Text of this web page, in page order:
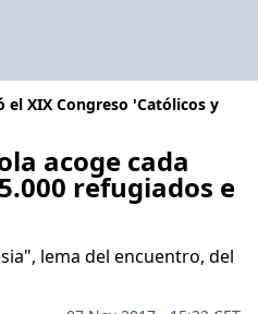
XIX Congreso 'Católicos y
acoge cada
refugiados e
lema del encuentro, del